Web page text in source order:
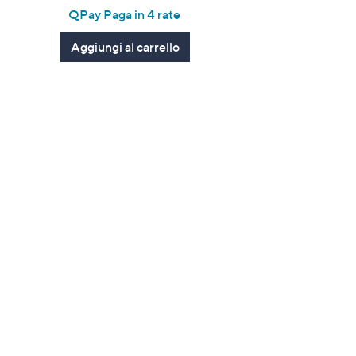
5
Stars
QPay Paga in 4 rate
Aggiungi al carrello